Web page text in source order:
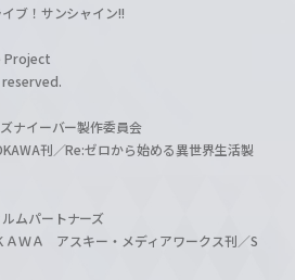
ブ！サンシャイン!!
Project
ナイーバー製作委員会
刊／Re:ゼロから始める異世界生活製
ムパートナーズ
ＷＡ アスキー・メディアワークス刊／S